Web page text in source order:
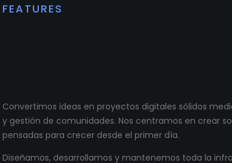
FEATURES
Convertimos ideas en proyectos digitales sólidos
y gestión de comunidades. Nos centramos en crear
pensadas para crecer desde el primer día.
Diseñamos, desarrollamos y mantenemos toda la